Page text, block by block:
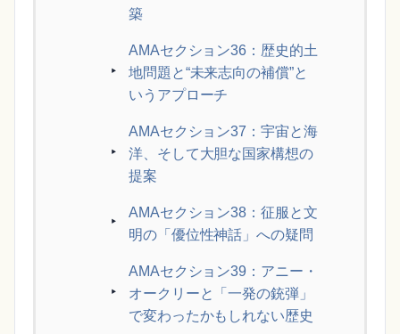
築
AMAセクション36：歴史的土
地問題と“未来志向の補償”と
いうアプローチ
AMAセクション37：宇宙と海
洋、そして大胆な国家構想の
提案
AMAセクション38：征服と文
明の「優位性神話」への疑問
AMAセクション39：アニー・
オークリーと「一発の銃弾」
で変わったかもしれない歴史